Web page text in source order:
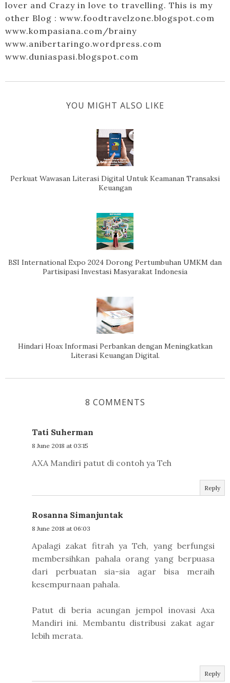
lover and Crazy in love to travelling. This is my
other Blog : www.foodtravelzone.blogspot.com
www.kompasiana.com/brainy
www.anibertaringo.wordpress.com
www.duniaspasi.blogspot.com
YOU MIGHT ALSO LIKE
Perkuat Wawasan Literasi Digital Untuk Keamanan Transaksi
Keuangan
BSI International Expo 2024 Dorong Pertumbuhan UMKM dan
Partisipasi Investasi Masyarakat Indonesia
Hindari Hoax Informasi Perbankan dengan Meningkatkan
Literasi Keuangan Digital.
8 COMMENTS
Tati Suherman
8 June 2018 at 03:15
AXA Mandiri patut di contoh ya Teh
Reply
Rosanna Simanjuntak
8 June 2018 at 06:03
Apalagi zakat fitrah ya Teh, yang berfungsi
membersihkan pahala orang yang berpuasa
dari perbuatan sia-sia agar bisa meraih
kesempurnaan pahala.
Patut di beria acungan jempol inovasi Axa
Mandiri ini. Membantu distribusi zakat agar
lebih merata.
Reply